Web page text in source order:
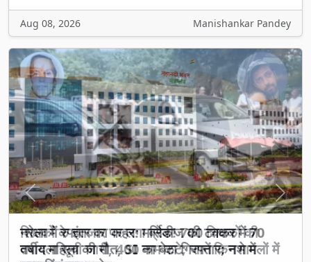
Aug 08, 2026 Manishankar Pandey
शिक्षकों के इंतजार पर लगा ब्रेक! 700 शिक्षकों की
तबादला सूची जारी, 400 नाम कटे; जानें किन मामलों में
Previous Next